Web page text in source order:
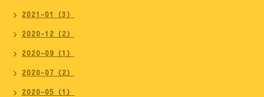
2021-01（3）
2020-12（2）
2020-09（1）
2020-07（2）
2020-05（1）